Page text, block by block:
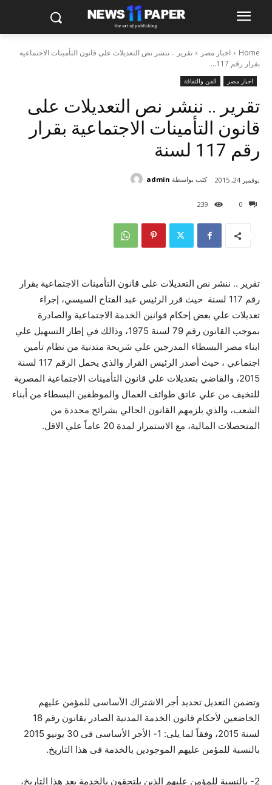
Home اخبار مصر
تقرير .. ننشر نص التعديلات على قانون التأمينات الاجتماعية
بقرار رقم 117...
اخبار مصر الفن والثقافة
تقرير .. ننشر نص التعديلات على
قانون التأمينات الاجتماعية بقرار
رقم 117 لسنة
0
239
نوفمبر 24, 2015 كتب بواسطة admin
تقرير .. ننشر نص التعديلات على قانون التأمينات الاجتماعية بقرار
رقم 117 لسنة حيث قرر الرئيس عبد الفتاح السيسي، إجراء
تعديلات علي بعض إحكام قوانين الخدمة الاجتماعية والصادرة
بموجب القانون رقم 79 لسنة 1975، وذالك في إطار التسهيل علي
ابناء مصر البسطاء المدرجين علي شريحة متدنية من نظام تأمين
اجتماعي ، حيث أصدر الرئيس القرار والذي يحمل الرقم 117 لسنة
2015، والقاضي بتعديلات علي قانون التأمينات الاجتماعية المصرية
للتخيف من علي عاتق طوائف العمال والموظفين البسطاء من أبناء
الشعب، والذي يلزمهم القانون الحالي بشرائح محددة من
المتحصلات المالية، مع الاستمرار لمدة 20 عاماً علي الاقل.
وتضمن التعديل تحديد أجر الاشتراك الأساسى للمؤمن عليهم
الخاضعين لأحكام قانون الخدمة المدنية الصادر بقانون رقم 18
لسنة 2015، وفقاً لما يلى: 1- الأجر الأساسى فى 30 يونيو 2015
بالنسبة للمؤمن عليهم الموجودين بالخدمة فى هذا التاريخ.
2- بالنسبة للمؤمن عليهم الذين يلتحقون بالخدمة بعد هذا التاريخ،